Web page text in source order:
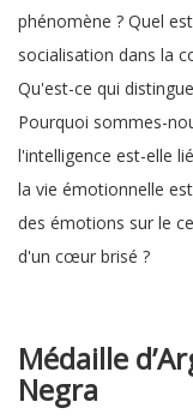
phénomène ? Quel
socialisation dans la
Qu'est-ce qui
Pourquoi sommes-
l'intelligence est-elle
la vie émotionnelle
des émotions sur le
d'un cœur brisé ?
Médaille